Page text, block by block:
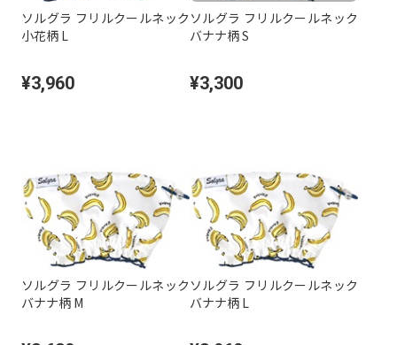
ソルグラ フリルクールネック
小花柄 L
¥3,960
ソルグラ フリルクールネック
バナナ柄 S
¥3,300
ソルグラ フリルクールネック
バナナ柄 M
ソルグラ フリルクールネック
バナナ柄 L